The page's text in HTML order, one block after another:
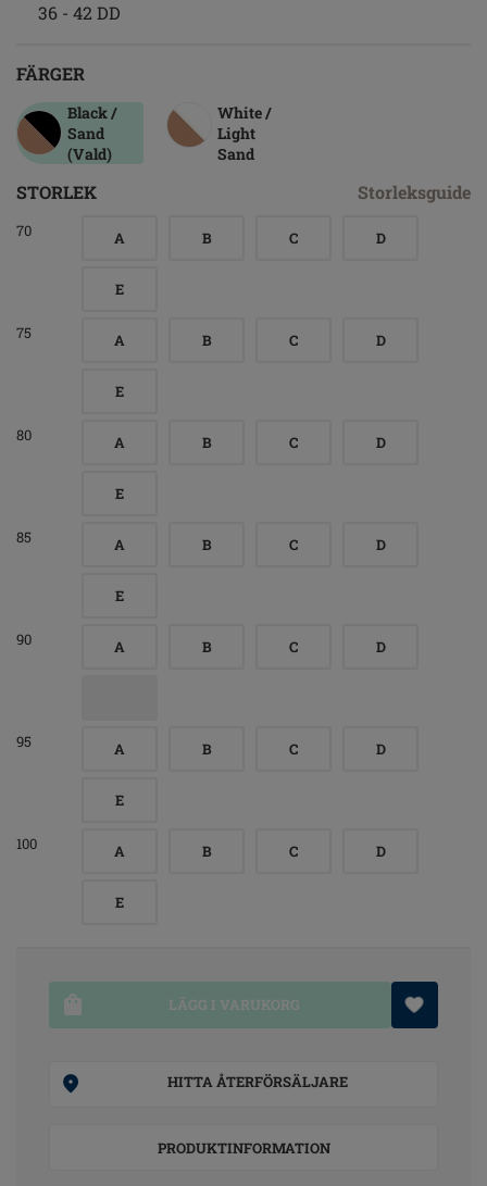
36 - 42 DD
FÄRGER
Black /
Sand
(Vald)
White /
Light
Sand
STORLEK Storleksguide
70 A B C D
E
75 A B C D
E
80 A B C D
E
85 A B C D
E
90 A B C D
95 A B C D
E
100 A B C D
E
LÄGG I VARUKORG
HITTA ÅTERFÖRSÄLJARE
PRODUKTINFORMATION